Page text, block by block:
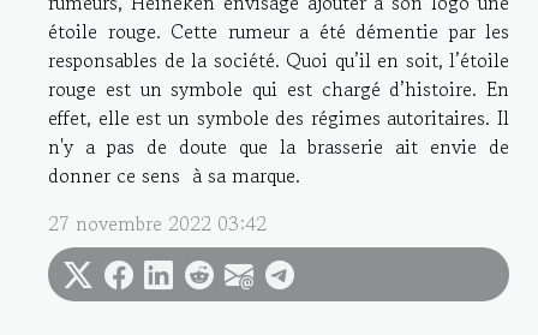
étoile rouge. Cette rumeur a été démentie par les
responsables de la société. Quoi qu’il en soit, l’étoile
rouge est un symbole qui est chargé d’histoire. En
effet, elle est un symbole des régimes autoritaires. Il
n'y a pas de doute que la brasserie ait envie de
donner ce sens à sa marque.
27 novembre 2022 03:42